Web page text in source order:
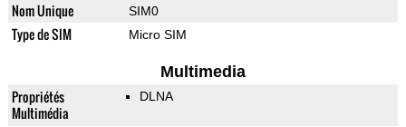
Nom Unique SIM0
Type de SIM Micro SIM
Multimedia
Propriétés
Multimédia
DLNA